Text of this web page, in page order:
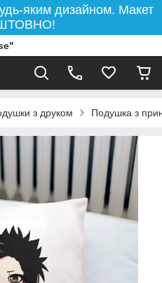
яким дизайном. Макет
з друком Подушка з